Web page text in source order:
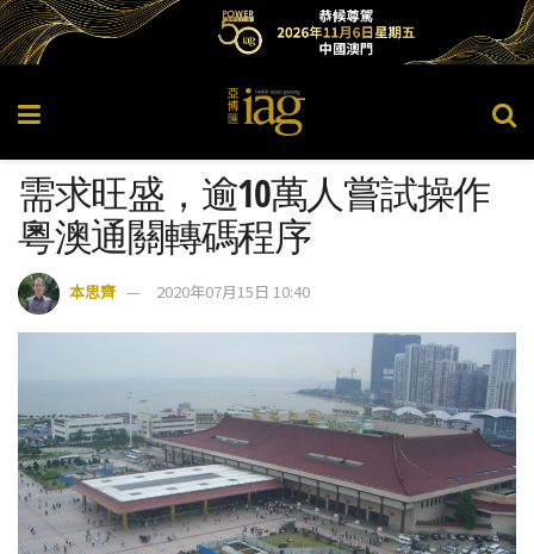
需求旺盛，逾10萬人嘗試操作
粵澳通關轉碼程序
本思齊 2020年07月15日 10:40